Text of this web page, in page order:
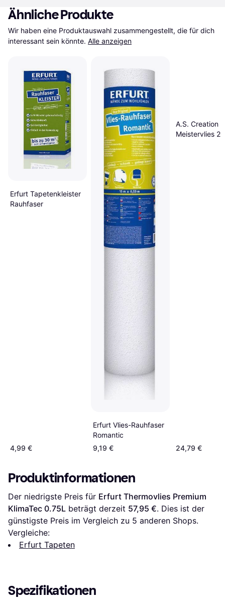
Ähnliche Produkte
Wir haben eine Produktauswahl zusammengestellt, die für dich
interessant sein könnte. Alle anzeigen
Erfurt Tapetenkleister
Rauhfaser
4,99 €
Erfurt Vlies-Rauhfaser
Romantic
9,19 €
A.S. Creation
Meistervlies
24,79 €
Produktinformationen
Der niedrigste Preis für Erfurt Thermovlies Premium
KlimaTec 0.75L beträgt derzeit 57,95 €. Dies ist der
günstigste Preis im Vergleich zu 5 anderen Shops.
Vergleiche:
Erfurt Tapeten
Spezifikationen